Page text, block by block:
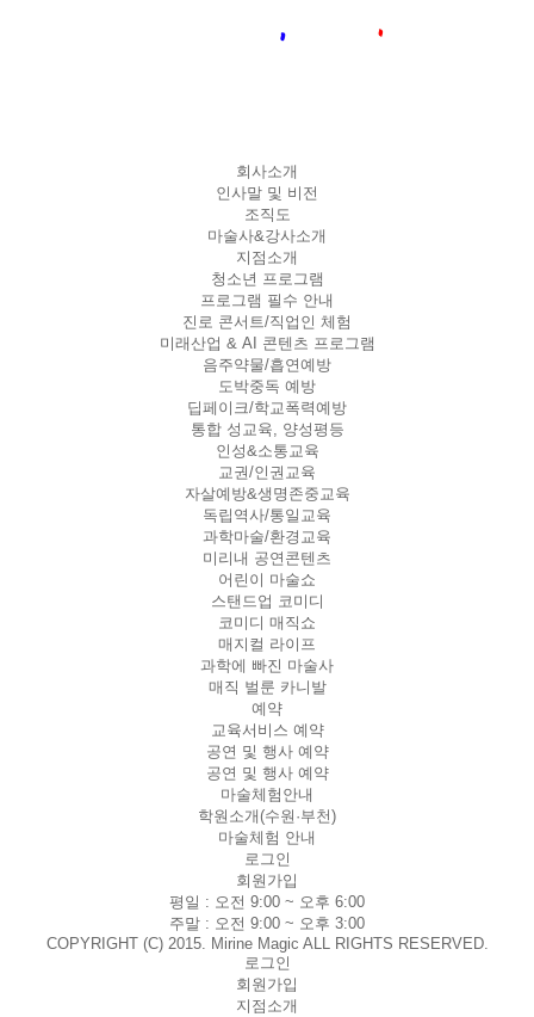
회사소개
인사말 및 비전
조직도
마술사&강사소개
지점소개
청소년 프로그램
프로그램 필수 안내
진로 콘서트/직업인 체험
미래산업 & AI 콘텐츠 프로그램
음주약물/흡연예방
도박중독 예방
딥페이크/학교폭력예방
통합 성교육, 양성평등
인성&소통교육
교권/인권교육
자살예방&생명존중교육
독립역사/통일교육
과학마술/환경교육
미리내 공연콘텐츠
어린이 마술쇼
스탠드업 코미디
코미디 매직쇼
매지컬 라이프
과학에 빠진 마술사
매직 벌룬 카니발
예약
교육서비스 예약
공연 및 행사 예약
공연 및 행사 예약
마술체험안내
학원소개(수원·부천)
마술체험 안내
로그인
회원가입
평일 : 오전 9:00 ~ 오후 6:00
주말 : 오전 9:00 ~ 오후 3:00
COPYRIGHT (C) 2015. Mirine Magic ALL RIGHTS RESERVED.
로그인
회원가입
지점소개